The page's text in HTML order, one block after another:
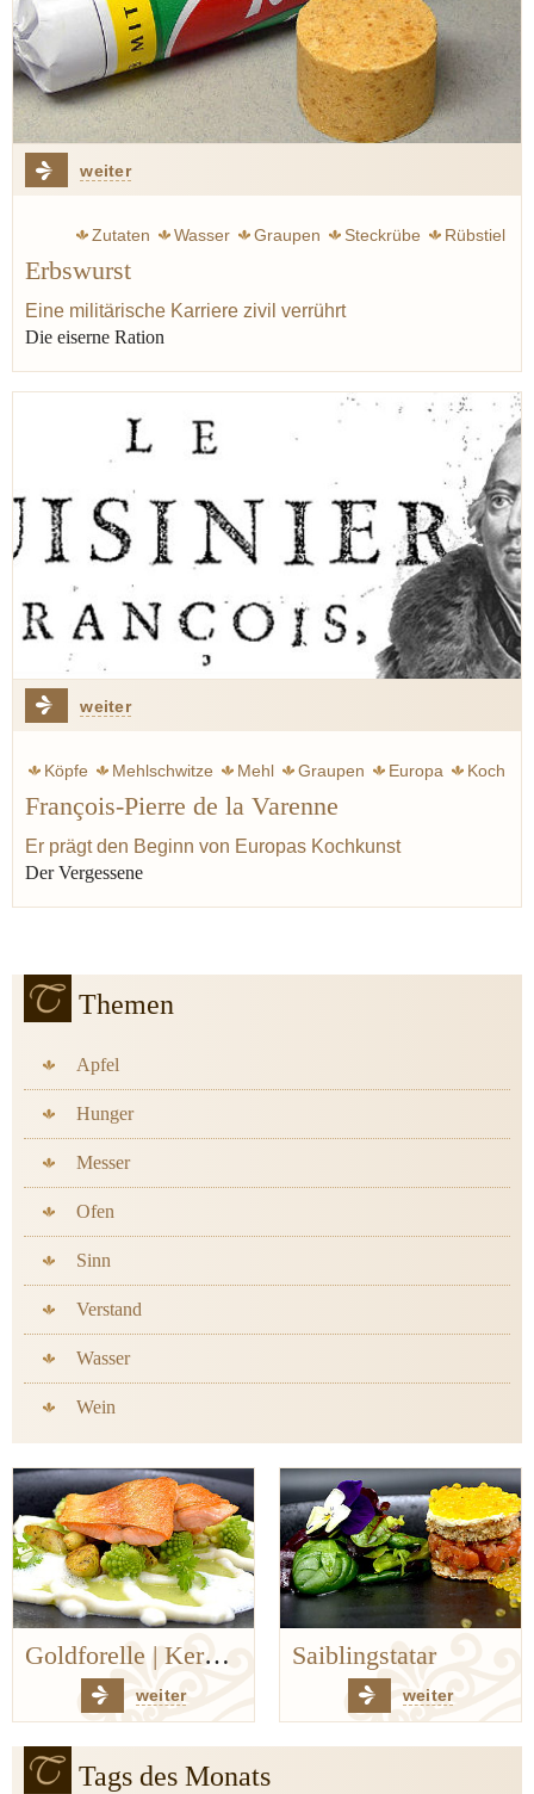
weiter
Zutaten Wasser Graupen Steckrübe
Rübstiel
Gulasch
Speck
Erbswurst Erbsen Jünger Ernst
Erbswurst
Eine militärische Karriere zivil verrührt
Die eiserne Ration
weiter
Köpfe Mehlschwitze Mehl Graupen Europa
Koch
Kochkunst
Kulinarik
Proust Marcel
François-Pierre de la Varenne
Er prägt den Beginn von Europas Kochkunst
Der Vergessene
Themen
Apfel
Hunger
Messer
Ofen
Sinn
Verstand
Wasser
Wein
Saiblingstatar
weiter weiter
Tags des Monats